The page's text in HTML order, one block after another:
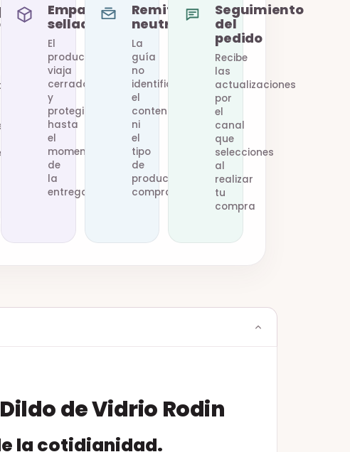
Empaque
sellado
El
producto
viaja
cerrado
y
protegido
hasta
el
momento
de
la
entrega.
Remitente
neutro
La
guía
no
identifica
el
contenido
ni
el
tipo
de
producto
comprado.
Seguimiento
del
pedido
Recibe
las
actualizaciones
por
el
canal
que
selecciones
al
realizar
tu
compra
de Vidrio Rodin
la cotidianidad.